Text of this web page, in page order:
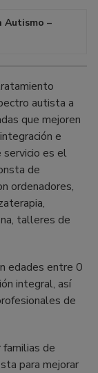
Autismo –
autista a
que mejoren
e
servicio es el
de
ordenadores,
talleres de
edades entre 0
integral, así
de
de
para mejorar